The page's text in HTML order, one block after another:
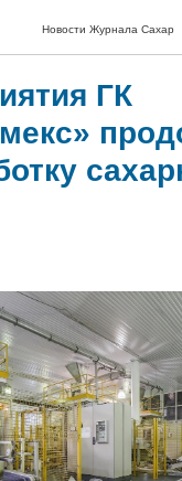
Новости Журнала Сахар
ГК